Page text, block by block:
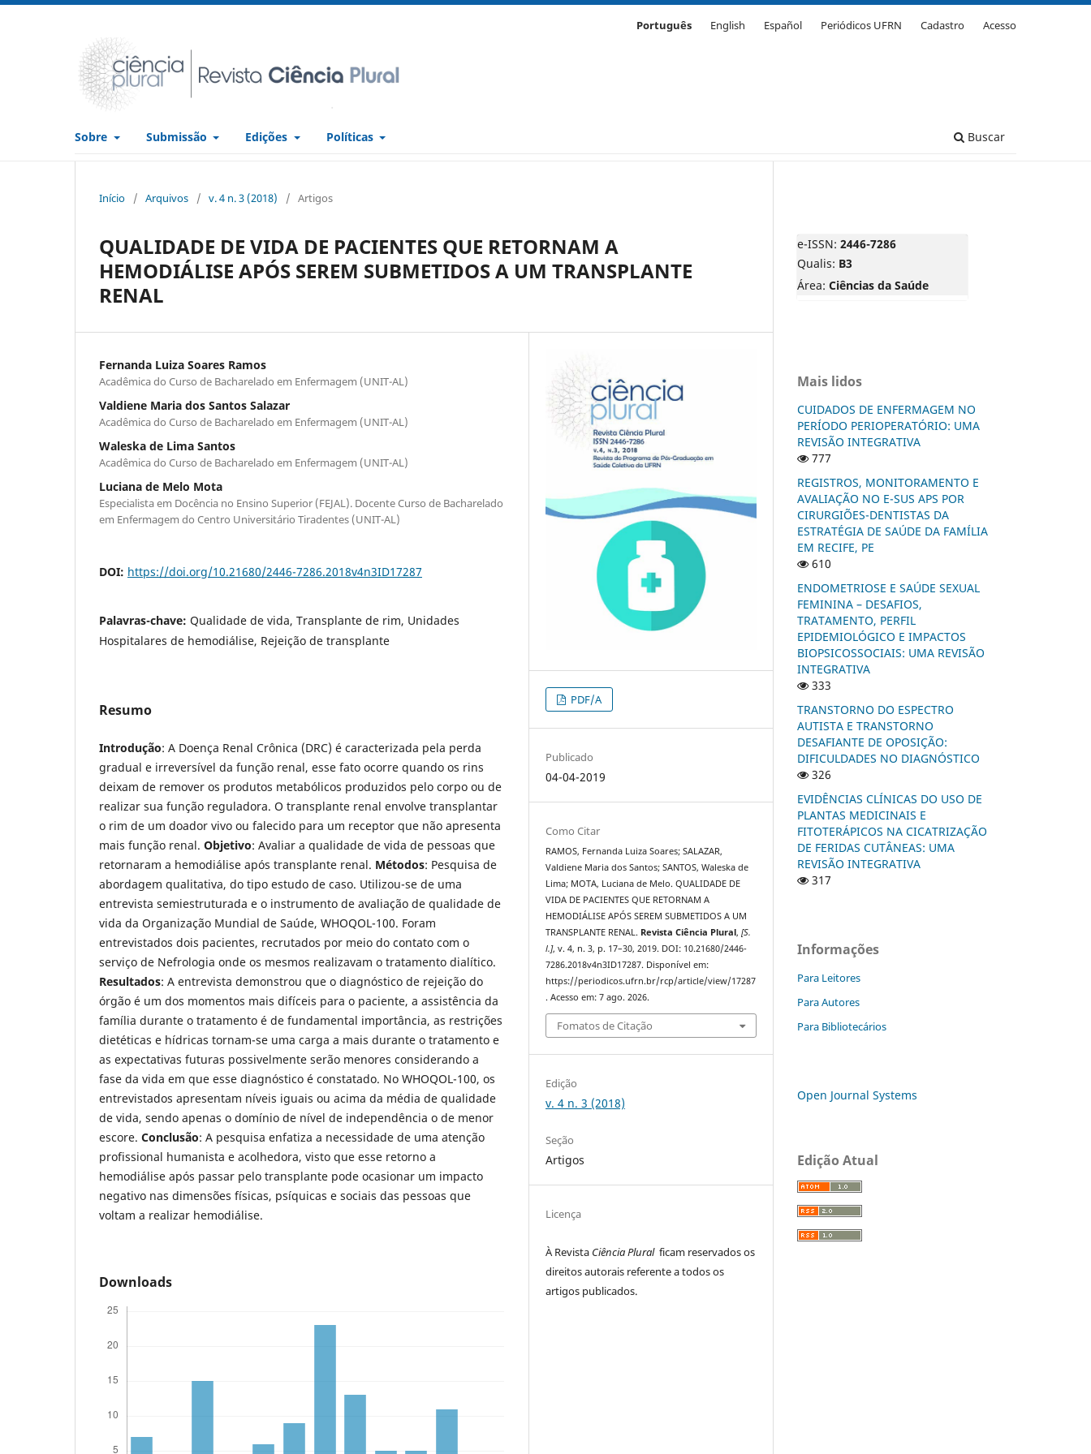
Sobre Submissão Edições Políticas Buscar
Português English Español Periódicos UFRN Cadastro Acesso
Início / Arquivos / v. 4 n. 3 (2018) / Artigos
QUALIDADE DE VIDA DE PACIENTES QUE RETORNAM A
HEMODIÁLISE APÓS SEREM SUBMETIDOS A UM TRANSPLANTE
RENAL
Fernanda Luiza Soares Ramos
Acadêmica do Curso de Bacharelado em Enfermagem (UNIT-AL)
Valdiene Maria dos Santos Salazar
Acadêmica do Curso de Bacharelado em Enfermagem (UNIT-AL)
Waleska de Lima Santos
Acadêmica do Curso de Bacharelado em Enfermagem (UNIT-AL)
Luciana de Melo Mota
Especialista em Docência no Ensino Superior (FEJAL). Docente Curso de Bacharelado
em Enfermagem do Centro Universitário Tiradentes (UNIT-AL)
DOI: https://doi.org/10.21680/2446-7286.2018v4n3ID17287
Palavras-chave: Qualidade de vida, Transplante de rim, Unidades
Hospitalares de hemodiálise, Rejeição de transplante
Resumo
Introdução: A Doença Renal Crônica (DRC) é caracterizada pela perda
gradual e irreversível da função renal, esse fato ocorre quando os rins
deixam de remover os produtos metabólicos produzidos pelo corpo ou de
realizar sua função reguladora. O transplante renal envolve transplantar
o rim de um doador vivo ou falecido para um receptor que não apresenta
mais função renal. Objetivo: Avaliar a qualidade de vida de pessoas que
retornaram a hemodiálise após transplante renal. Métodos: Pesquisa de
abordagem qualitativa, do tipo estudo de caso. Utilizou-se de uma
entrevista semiestruturada e o instrumento de avaliação de qualidade de
vida da Organização Mundial de Saúde, WHOQOL-100. Foram
entrevistados dois pacientes, recrutados por meio do contato com o
serviço de Nefrologia onde os mesmos realizavam o tratamento dialítico.
Resultados: A entrevista demonstrou que o diagnóstico de rejeição do
órgão é um dos momentos mais difíceis para o paciente, a assistência da
família durante o tratamento é de fundamental importância, as restrições
dietéticas e hídricas tornam-se uma carga a mais durante o tratamento e
as expectativas futuras possivelmente serão menores considerando a
fase da vida em que esse diagnóstico é constatado. No WHOQOL-100, os
entrevistados apresentam níveis iguais ou acima da média de qualidade
de vida, sendo apenas o domínio de nível de independência o de menor
escore. Conclusão: A pesquisa enfatiza a necessidade de uma atenção
profissional humanista e acolhedora, visto que esse retorno a
hemodiálise após passar pelo transplante pode ocasionar um impacto
negativo nas dimensões físicas, psíquicas e sociais das pessoas que
voltam a realizar hemodiálise.
Downloads
PDF/A
Publicado
04-04-2019
Como Citar
RAMOS, Fernanda Luiza Soares; SALAZAR,
Valdiene Maria dos Santos; SANTOS, Waleska de
Lima; MOTA, Luciana de Melo. QUALIDADE DE
VIDA DE PACIENTES QUE RETORNAM A
HEMODIÁLISE APÓS SEREM SUBMETIDOS A UM
TRANSPLANTE RENAL. Revista Ciência Plural,[S.
l.], v. 4, n. 3, p. 17–30, 2019. DOI: 10.21680/2446-
7286.2018v4n3ID17287. Disponível em:
https://periodicos.ufrn.br/rcp/article/view/17287
. Acesso em: 7 ago. 2026.
Fomatos de Citação
Edição
v. 4 n. 3 (2018)
Seção
Artigos
Licença
À Revista Ciência Pluralficam reservados os
direitos autorais referente a todos os
artigos publicados.
e-ISSN: 2446-7286
Qualis: B3
Área: Ciências da Saúde
Mais lidos
CUIDADOS DE ENFERMAGEM NO
PERÍODO PERIOPERATÓRIO: UMA
REVISÃO INTEGRATIVA
777
REGISTROS, MONITORAMENTO E
AVALIAÇÃO NO E-SUS APS POR
CIRURGIÕES-DENTISTAS DA
ESTRATÉGIA DE SAÚDE DA FAMÍLIA
EM RECIFE, PE
610
ENDOMETRIOSE E SAÚDE SEXUAL
FEMININA – DESAFIOS,
TRATAMENTO, PERFIL
EPIDEMIOLÓGICO E IMPACTOS
BIOPSICOSSOCIAIS: UMA REVISÃO
INTEGRATIVA
333
TRANSTORNO DO ESPECTRO
AUTISTA E TRANSTORNO
DESAFIANTE DE OPOSIÇÃO:
DIFICULDADES NO DIAGNÓSTICO
326
EVIDÊNCIAS CLÍNICAS DO USO DE
PLANTAS MEDICINAIS E
FITOTERÁPICOS NA CICATRIZAÇÃO
DE FERIDAS CUTÂNEAS: UMA
REVISÃO INTEGRATIVA
317
Informações
Para Leitores
Para Autores
Para Bibliotecários
Open Journal Systems
Edição Atual